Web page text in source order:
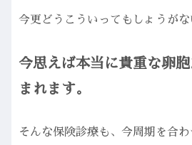
今更どうこういってもしょうがな
今思えば本当に貴重な卵
まれます。
そんな保険診療も、今周期を合わ